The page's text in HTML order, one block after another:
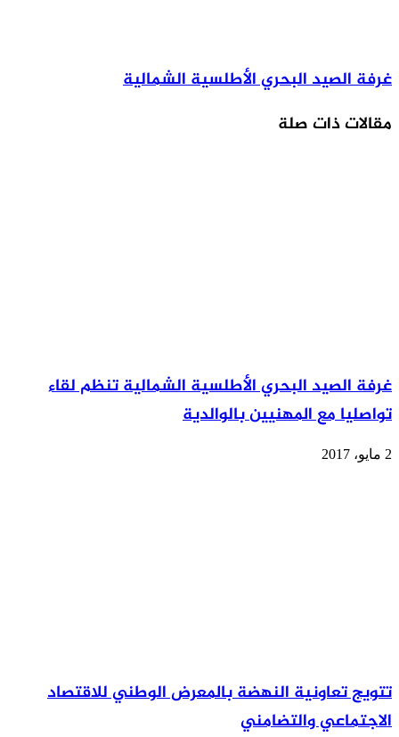
غرفة الصيد البحري الأطلسية الشمالية
مقالات ذات صلة
غرفة الصيد البحري الأطلسية الشمالية تنظم لقاء
تواصليا مع المهنيين بالوالدية
2 مايو، 2017
تتويج تعاونية النهضة بالمعرض الوطني للاقتصاد
الاجتماعي والتضامني